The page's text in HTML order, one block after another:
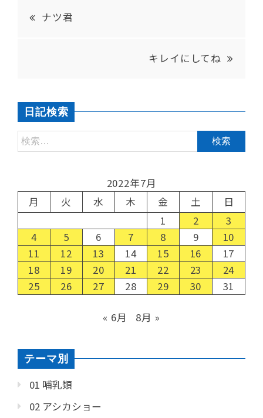
ナツ君
キレイにしてね
日記検索
2022年7月
月
火 水 木 金 土
日
1
2
3
4
5 6 7 8 9
10
11
12 13 14 15 16
17
18
19 20 21 22 23
24
25
26 27 28 29 30 31
« 6月 8月 »
テーマ別
01 哺乳類
02 アシカショー